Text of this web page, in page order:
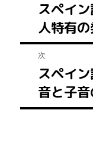
ナ
ー
前
の
投
稿:
スペイ
人特有
次
次
の
投
スペイ
音と子